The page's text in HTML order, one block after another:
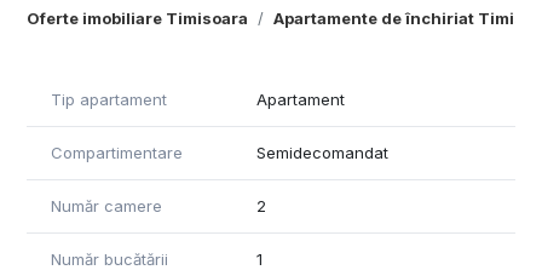
Oferte imobiliare Timisoara Apartamente de închiriat
Tip apartament Apartament
Compartimentare Semidecomandat
Număr camere 2
Număr bucătării 1